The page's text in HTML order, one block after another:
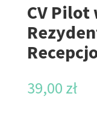
CV Pilot
39,00 zł